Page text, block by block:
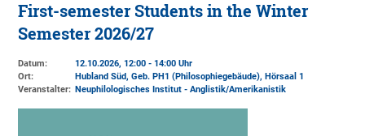
First-semester Students in the Winter
Semester 2026/27
Datum:
12.10.2026, 12:00 - 14:00 Uhr
Ort:
Hubland Süd, Geb. PH1 (Philosophiegebäude), Hörsaal 1
Veranstalter: Neuphilologisches Institut - Anglistik/Amerikanistik